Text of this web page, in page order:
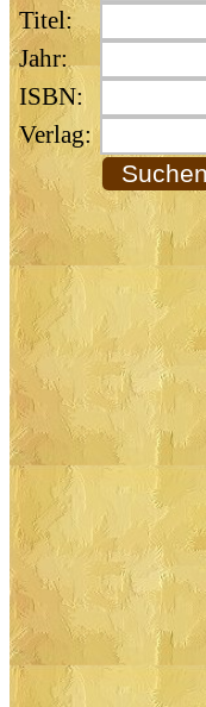
Titel:
Jahr:
ISBN:
Verlag: